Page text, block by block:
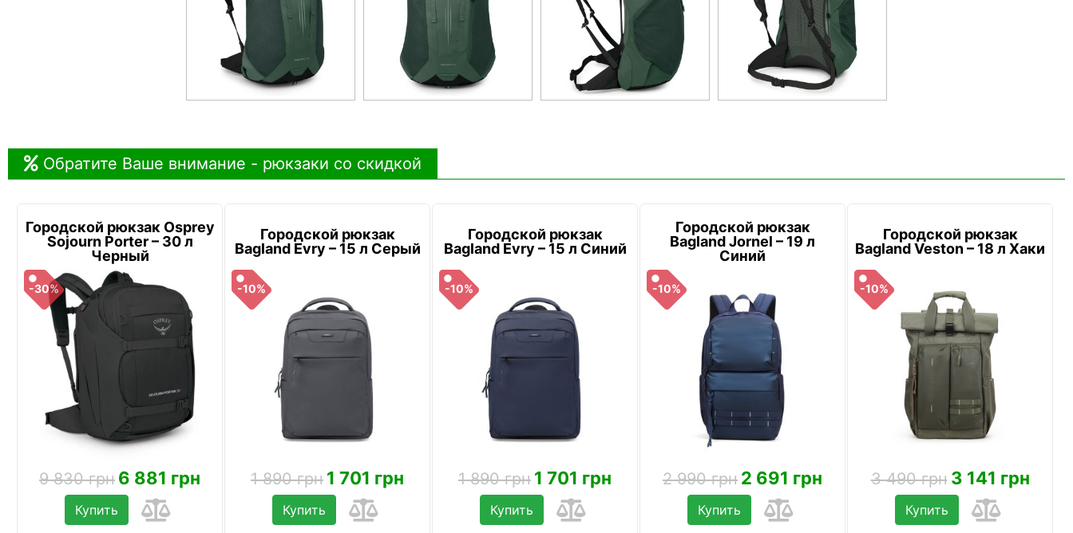
Обратите Ваше внимание - рюкзаки со скидкой
Городской рюкзак Osprey
Sojourn Porter – 30 л
Черный
-30%
9 830 грн 6 881 грн
Купить
Городской рюкзак
Bagland Evry – 15 л Серый
-10%
1 890 грн 1 701 грн
Купить
Городской рюкзак
Bagland Evry – 15 л Синий
-10%
1 890 грн 1 701 грн
Купить
Городской рюкзак
Bagland Jornel – 19 л
Синий
-10%
2 990 грн 2 691 грн
Купить
Городской рюкзак
Bagland Veston – 18 л Хаки
-10%
3 490 грн 3 141 грн
Купить